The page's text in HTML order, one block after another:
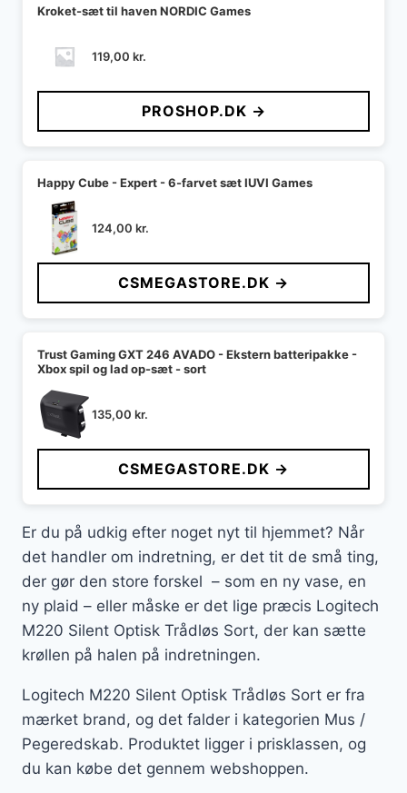
Kroket-sæt til haven NORDIC Games
119,00 kr.
PROSHOP.DK →
Happy Cube - Expert - 6-farvet sæt IUVI Games
124,00 kr.
CSMEGASTORE.DK →
Trust Gaming GXT 246 AVADO - Ekstern batteripakke -
Xbox spil og lad op-sæt - sort
135,00 kr.
CSMEGASTORE.DK →
Er du på udkig efter noget nyt til hjemmet? Når
det handler om indretning, er det tit de små ting,
der gør den store forskel – som en ny vase, en
ny plaid – eller måske er det lige præcis Logitech
M220 Silent Optisk Trådløs Sort, der kan sætte
krøllen på halen på indretningen.
Logitech M220 Silent Optisk Trådløs Sort er fra
mærket brand, og det falder i kategorien Mus /
Pegeredskab. Produktet ligger i prisklassen, og
du kan købe det gennem webshoppen.